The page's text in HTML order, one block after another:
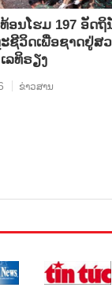
ອນ​ໂຮມ 197 ອັດ​ຖິ​
ຊີ​ວິດ​ເພື່ອ​ຊາດ​ຢູ່​ສ
ລ​ທິ​ຣຽງ
ຂ່າວສານ